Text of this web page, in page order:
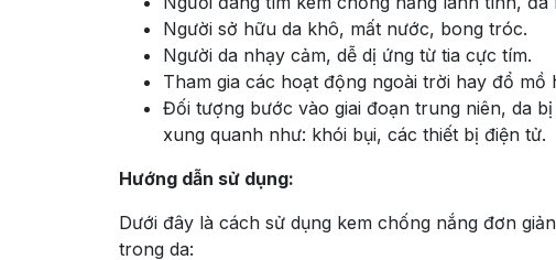
Người sở hữu da khô, mất nước, bong tróc.
Người da nhạy cảm, dễ dị ứng từ tia cực tím.
Tham gia các hoạt động ngoài trời hay đổ mồ
Đối tượng bước vào giai đoạn trung niên, da
xung quanh như: khói bụi, các thiết bị điện tử.
Hướng dẫn sử dụng:
Dưới đây là cách sử dụng kem chống nắng đơn
trong da: